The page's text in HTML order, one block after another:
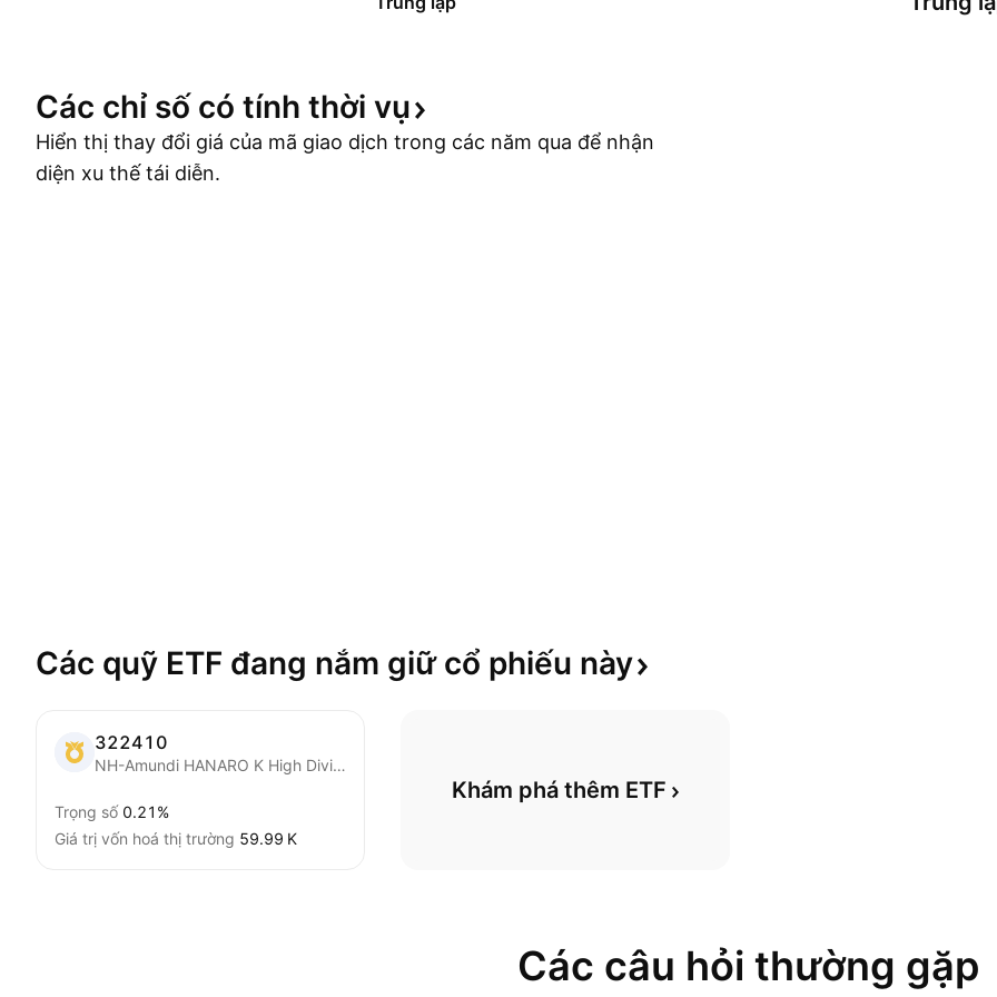
Các chỉ số có tính thời vụ
Hiển thị thay đổi giá của mã giao dịch trong các năm qua để nhận
diện xu thế tái diễn.
Các quỹ ETF đang nắm giữ cổ phiếu này
322410
NH-Amundi HANARO K High Dividend ETF Units
Trọng số 0.21%
Giá trị vốn hoá thị trường ‪59.99 K‬
Khám phá thêm ETF
Các câu hỏi thường gặp